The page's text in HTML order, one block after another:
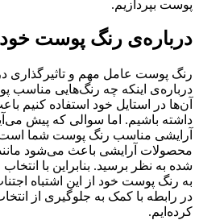
پوست بپردازیم.
درباره‌ی رنگ پوست
رنگ پوست عامل مهم و تاثیرگذاری
درباره‌ی اینکه چه رنگ‌هایی مناسب
آن‌ها در استایل خود استفاده کنیم
داشته باشیم. اما سوالی که پیش
آرایشی مناسب رنگ پوست شما است؟
محصولات آرایشی باعث می‌شود
شده به نظر برسید. بنابراین با
به رنگ پوست خود از این اشتباه
در رابطه با کمک به جلوگیری از
کرده‌ایم.